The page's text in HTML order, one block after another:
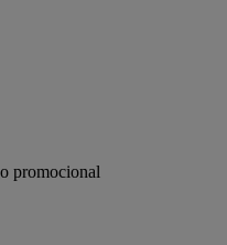
promocional